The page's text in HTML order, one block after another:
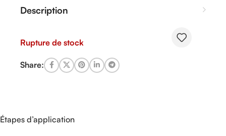
Description
Rupture de stock
Share:
Étapes d’application